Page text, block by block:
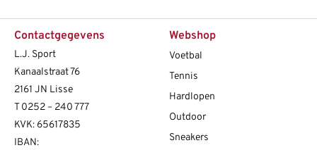
Contactgegevens
L.J. Sport
Kanaalstraat 76
2161 JN Lisse
T 0252 – 240 777
KVK: 65617835
IBAN:
Webshop
Voetbal
Tennis
Hardlopen
Outdoor
Sneakers